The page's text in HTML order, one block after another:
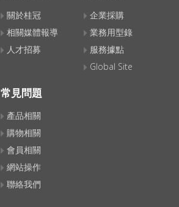
關於桂冠
相關媒體報導
人才招募
企業採購
業務用型錄
服務據點
Global Site
常見問題
產品相關
購物相關
會員相關
網站操作
聯絡我們